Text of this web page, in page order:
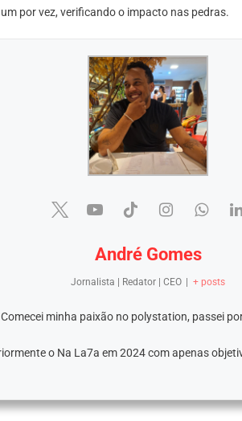
por vez, verificando o impacto nas pedras.
André Gomes
Jornalista | Redator | CEO + posts
minha paixão no polystation, passei
o Na La7a em 2024 com apenas